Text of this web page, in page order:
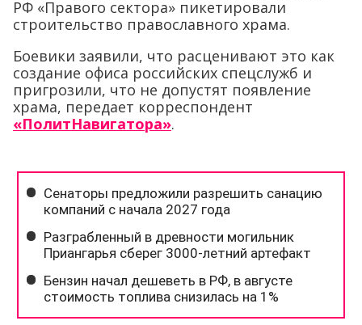
РФ «Правого сектора» пикетировали
строительство православного храма.
Боевики заявили, что расценивают это как
создание офиса российских спецслужб и
пригрозили, что не допустят появление
храма, передает корреспондент
«ПолитНавигатора».